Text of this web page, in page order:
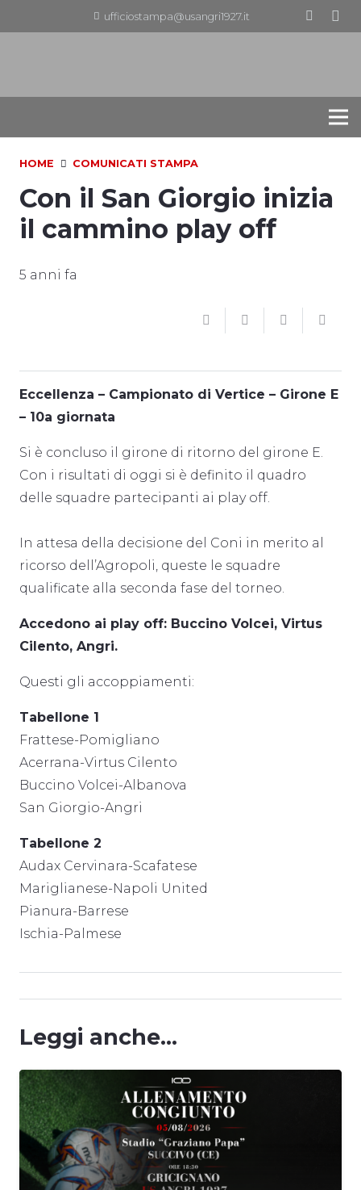
ufficiostampa@usangri1927.it
HOME COMUNICATI STAMPA
Con il San Giorgio inizia
il cammino play off
5 anni fa
Eccellenza – Campionato di Vertice – Girone E
– 10a giornata
Si è concluso il girone di ritorno del girone E.
Con i risultati di oggi si è definito il quadro
delle squadre partecipanti ai play off.
In attesa della decisione del Coni in merito al
ricorso dell’Agropoli, queste le squadre
qualificate alla seconda fase del torneo.
Accedono ai play off: Buccino Volcei, Virtus
Cilento, Angri.
Questi gli accoppiamenti:
Tabellone 1
Frattese-Pomigliano
Acerrana-Virtus Cilento
Buccino Volcei-Albanova
San Giorgio-Angri
Tabellone 2
Audax Cervinara-Scafatese
Mariglianese-Napoli United
Pianura-Barrese
Ischia-Palmese
Leggi anche...